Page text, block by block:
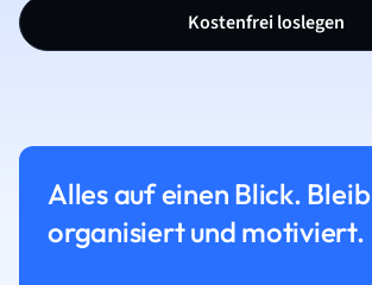
Kostenfrei loslegen
Alles auf einen Blick. Bleib
organisiert und motiviert.